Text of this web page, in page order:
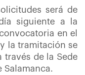
será de
siguiente a la
en el
la tramitación se
través de la Sede
Salamanca.